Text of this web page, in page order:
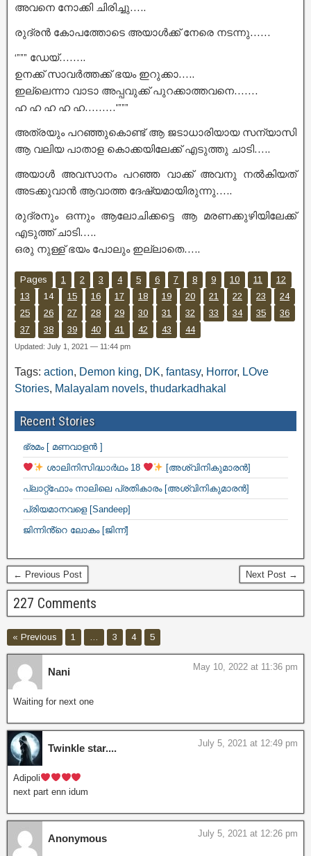
അവനെ നോക്കി ചിരിച്ചു…..
രുദ്രൻ കോപത്തോടെ അയാൾക്ക് നേരെ നടന്നു……
‘””” ഡേയ്……..
ഉനക്ക് സാവർത്തക്ക് ഭയം ഇറുക്കാ…..
ഇല്ലെന്നാ വാടാ അപ്പവുക്ക് പുറക്കാത്തവനെ…….
ഹ ഹ ഹ ഹ ഹ………'”””
അത്രയും പറഞ്ഞുകൊണ്ട് ആ ജടാധാരിയായ സന്യാസി
ആ വലിയ പാതാള കൊക്കയിലേക്ക് എടുത്തു ചാടി…..
അയാൾ അവസാനം പറഞ്ഞ വാക്ക് അവനു നൽകിയത്
അടക്കുവാൻ ആവാത്ത ദേഷ്യമായിരുന്നു…..
രുദ്രനും ഒന്നും ആലോചിക്കട്ടെ ആ മരണക്കുഴിയിലേക്ക്
എടുത്ത് ചാടി…..
ഒരു നുള്ള് ഭയം പോലും ഇല്ലാതെ…..
Pages 1 2 3 4 5 6 7 8 9 10 11
12
13
14 15 16 17 18 19 20 21 22 23
24
25
26 27 28 29 30 31 32 33 34 35
36
37
38 39 40 41 42 43 44
Updated: July 1, 2021 — 11:44 pm
Tags: action, Demon king, DK, fantasy, Horror, LOve
Stories, Malayalam novels, thudarkadhakal
Recent Stories
ഭ്രമം [ മണവാളൻ ]
ശാലിനിസിദ്ധാർഥം 18
[അശ്വിനികുമാരൻ]
പ്ലാറ്റ്ഫോം നാലിലെ പ്രതികാരം [അശ്വിനികുമാരൻ]
പ്രിയമാനവളെ [Sandeep]
ജിന്നിൻ്റെ ലോകം [ജിന്ന്]
← Previous Post Next Post →
227 Comments
« Previous 1 3 4 5
Nani May 10, 2022 at 11:36 pm
Waiting for next one
Twinkle star.... July 5, 2021 at 12:49 pm
Adipoli
next part enn idum
Anonymous July 5, 2021 at 12:26 pm